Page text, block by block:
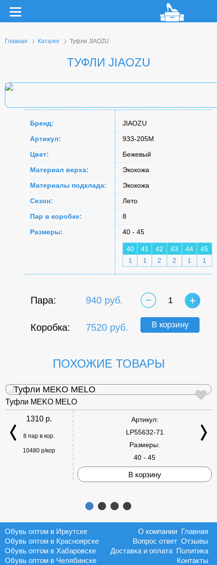
Главная Каталог Туфли JIAOZU
ТУФЛИ JIAOZU
Бренд:
JIAOZU
Артикул:
933-205M
Цвет:
Бежевый
Материал верха:
Экокожа
Материалы подклада:
Экокожа
Сезон:
Лето
Пар в коробке:
8
Размеры:
40 - 45
40 41 42 43 44
45
1
1 2 2 1 1
Пара: 940 руб.
Коробка: 7520 руб.
1
В корзину
ПОХОЖИЕ ТОВАРЫ
Туфли MEKO MELO
1310 р.
8 пар в кор.
10480 р/кор
Артикул:
LP55632-71
Размеры:
40 - 45
В корзину
Обувь оптом в Иркутске
Обувь оптом в Красноярске
Обувь оптом в Хабаровске
Обувь оптом в Челябинске
Главная
О компании
Отзывы
Вопрос ответ
Политика
Доставка и оплата
Контакты